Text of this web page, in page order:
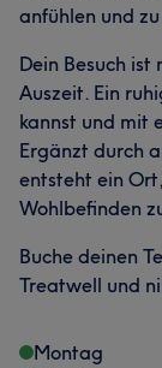
anfühlen und
Dein Besuch ist
Auszeit. Ein
kannst und mit
Ergänzt durch
entsteht ein
Wohlbefinden
Buche deinen
Treatwell und
Montag